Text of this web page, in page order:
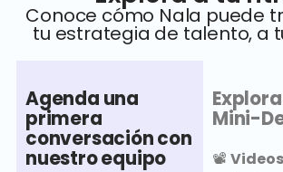
Conoce cómo Nala puede
tu estrategia de talento, a
Agenda una
primera
conversación con
nuestro equipo
Mini-
📽